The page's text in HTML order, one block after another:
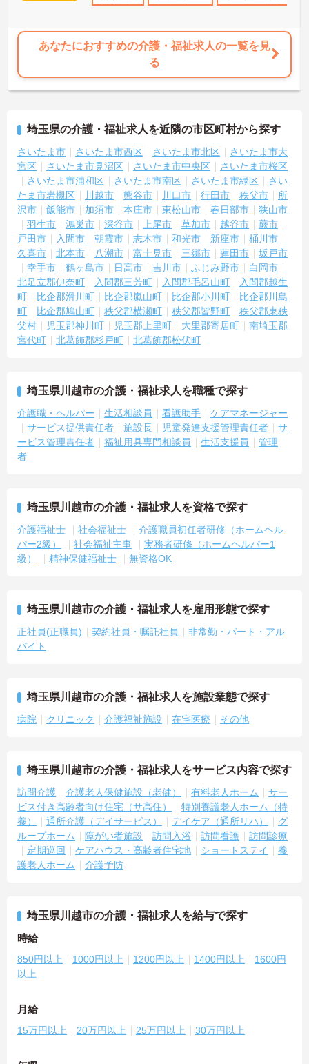
あなたにおすすめの介護・福祉求人の一覧を見
る
埼玉県の介護・福祉求人を近隣の市区町村から探す
さいたま市 さいたま市西区 さいたま市北区
さいたま市大
宮区
さいたま市見沼区 さいたま市中央区
さいたま市桜区
さいたま市浦和区
さいたま市南区 さいたま市緑区
さい
たま市岩槻区
川越市 熊谷市 川口市 行田市 秩父市
所
沢市
飯能市 加須市 本庄市 東松山市 春日部市
狭山市
羽生市
鴻巣市 深谷市 上尾市 草加市 越谷市
蕨市
戸田市
入間市 朝霞市 志木市 和光市 新座市
桶川市
久喜市
北本市 八潮市 富士見市 三郷市 蓮田市
坂戸市
幸手市
鶴ヶ島市 日高市 吉川市 ふじみ野市
白岡市
北足立郡伊奈町
入間郡三芳町 入間郡毛呂山町
入間郡越生
町
比企郡滑川町 比企郡嵐山町 比企郡小川町
比企郡川島
町
比企郡鳩山町 秩父郡横瀬町 秩父郡皆野町
秩父郡東秩
父村
児玉郡神川町 児玉郡上里町 大里郡寄居町
南埼玉郡
宮代町
北葛飾郡杉戸町 北葛飾郡松伏町
埼玉県川越市の介護・福祉求人を職種で探す
介護職・ヘルパー 生活相談員 看護助手
ケアマネージャー
サービス提供責任者
施設長 児童発達支援管理責任者
サ
ービス管理責任者
福祉用具専門相談員 生活支援員
管理
者
埼玉県川越市の介護・福祉求人を資格で探す
介護福祉士 社会福祉士
介護職員初任者研修（ホームヘル
パー2級）
社会福祉主事
実務者研修（ホームヘルパー1
級）
精神保健福祉士 無資格OK
埼玉県川越市の介護・福祉求人を雇用形態で探す
正社員(正職員) 契約社員・嘱託社員
非常勤・パート・アル
バイト
埼玉県川越市の介護・福祉求人を施設業態で探す
病院 クリニック 介護福祉施設 在宅医療 その他
埼玉県川越市の介護・福祉求人をサービス内容で探す
訪問介護 介護老人保健施設（老健） 有料老人ホーム
サー
ビス付き高齢者向け住宅（サ高住）
特別養護老人ホーム（特
養）
通所介護（デイサービス） デイケア（通所リハ）
グ
ループホーム
障がい者施設 訪問入浴 訪問看護
訪問診療
定期巡回
ケアハウス・高齢者住宅地 ショートステイ
養
護老人ホーム
介護予防
埼玉県川越市の介護・福祉求人を給与で探す
時給
850円以上 1000円以上 1200円以上 1400円以上
1600円
以上
月給
15万円以上 20万円以上 25万円以上 30万円以上